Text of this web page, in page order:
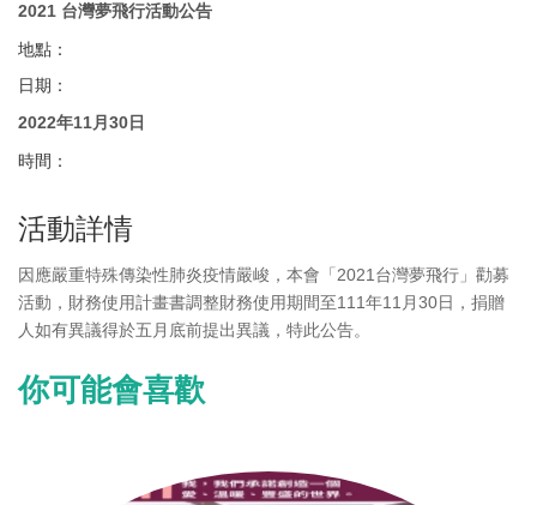
2021 台灣夢飛行活動公告
地點：
日期：
2022年11月30日
時間：
活動詳情
因應嚴重特殊傳染性肺炎疫情嚴峻，本會「2021台灣夢飛行」勸募
活動，財務使用計畫書調整財務使用期間至111年11月30日，捐贈
人如有異議得於五月底前提出異議，特此公告。
你可能會喜歡